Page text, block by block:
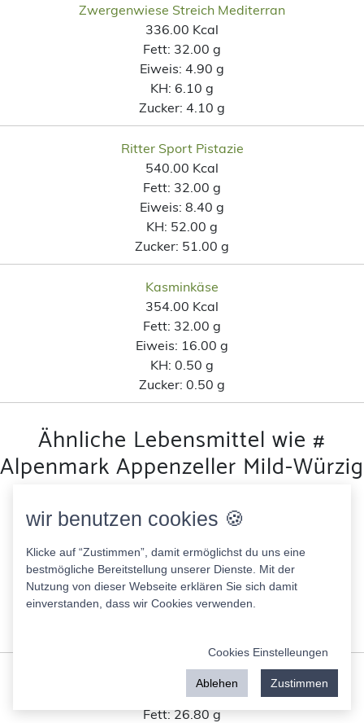
Zwergenwiese Streich Mediterran
336.00 Kcal
Fett: 32.00 g
Eiweis: 4.90 g
KH: 6.10 g
Zucker: 4.10 g
Ritter Sport Pistazie
540.00 Kcal
Fett: 32.00 g
Eiweis: 8.40 g
KH: 52.00 g
Zucker: 51.00 g
Kasminkäse
354.00 Kcal
Fett: 32.00 g
Eiweis: 16.00 g
KH: 0.50 g
Zucker: 0.50 g
Ähnliche Lebensmittel wie #
Alpenmark Appenzeller Mild-Würzig
389.00 Kcal
Fett:32.00 g
Eiweis: 25.20 g
Gazi yumak zopfkäse
351.00 Kcal
Fett:26.80 g
wir benutzen cookies 🍪
Klicke auf “Zustimmen”, damit ermöglichst du uns eine
bestmögliche Bereitstellung unserer Dienste. Mit der
Nutzung von dieser Webseite erklären Sie sich damit
einverstanden, dass wir Cookies verwenden.
Cookies Einstelleungen
Ablehen Zustimmen